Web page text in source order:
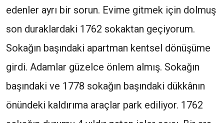
edenler ayrı bir sorun. Evime gitmek için dolmuş
son duraklardaki 1762 sokaktan geçiyorum.
Sokağın başındaki apartman kentsel dönüşüme
girdi. Adamlar güzelce önlem almış. Sokağın
başındaki ve 1778 sokağın başındaki dükkânın
önündeki kaldırıma araçlar park ediliyor. 1762